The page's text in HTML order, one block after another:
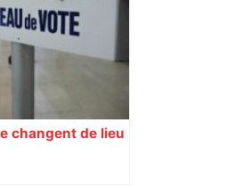
changent de lieu